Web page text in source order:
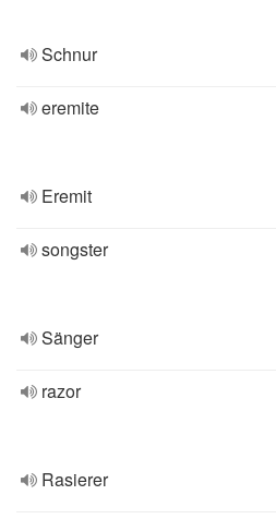
Schnur
eremite
Eremit
songster
Sänger
razor
Rasierer